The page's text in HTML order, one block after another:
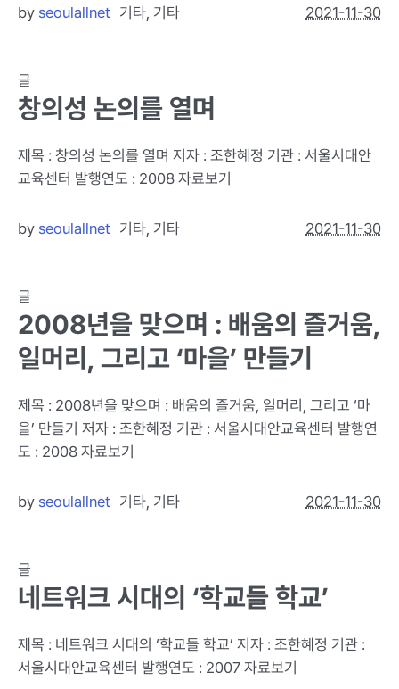
2021-11-30
by seoulallnet 기타, 기타
글
창의성 논의를 열며
제목 : 창의성 논의를 열며 저자 : 조한혜정 기관 : 서울시대안
교육센터 발행연도 : 2008 자료보기
2021-11-30
by seoulallnet 기타, 기타
글
2008년을 맞으며 : 배움의 즐거움,
일머리, 그리고 ‘마을’ 만들기
제목 : 2008년을 맞으며 : 배움의 즐거움, 일머리, 그리고 ‘마
을’ 만들기 저자 : 조한혜정 기관 : 서울시대안교육센터 발행연
도 : 2008 자료보기
2021-11-30
by seoulallnet 기타, 기타
글
네트워크 시대의 ‘학교들 학교’
제목 : 네트워크 시대의 ‘학교들 학교’ 저자 : 조한혜정 기관 :
서울시대안교육센터 발행연도 : 2007 자료보기